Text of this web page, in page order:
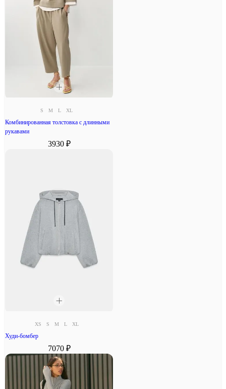
S M L XL
Комбинированная толстовка с длинными
рукавами
3930 ₽
XS S M L XL
Худи-бомбер
7070 ₽